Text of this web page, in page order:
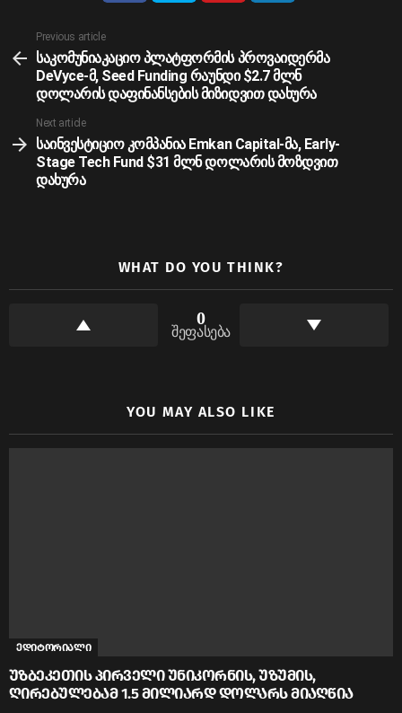
more
Previous article
საკომუნიაკაციო პლატფორმის პროვაიდერმა
DeVyce-მ, Seed Funding რაუნდი $2.7 მლნ
დოლარის დაფინანსების მიზიდვით დახურა
Next article
საინვესტიციო კომპანია Emkan Capital-მა, Early-
Stage Tech Fund $31 მლნ დოლარის მოზდვით
დახურა
WHAT DO YOU THINK?
0
შეფასება
YOU MAY ALSO LIKE
ედიტორიალი
უზბეკეთის პირველი უნიკორნის, უზუმის,
ღირებულებამ 1.5 მილიარდ დოლარს მიაღწია